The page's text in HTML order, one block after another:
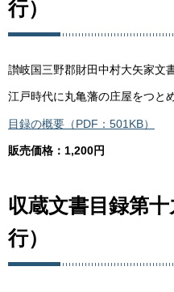
行）
讃岐国三野郡財田中村大矢家文
江戸時代に丸亀藩の庄屋をつと
目録の概要（PDF：501KB）
販売価格：1,200円
収蔵文書目録第
行）